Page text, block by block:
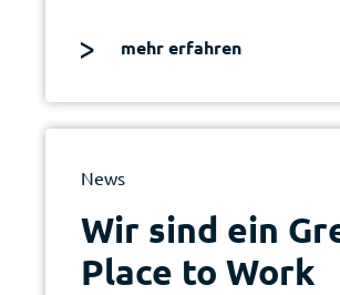
mehr erfahren
News
Wir sind ein
Place to Work